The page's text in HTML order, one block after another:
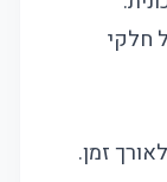
חלקי
זמן.